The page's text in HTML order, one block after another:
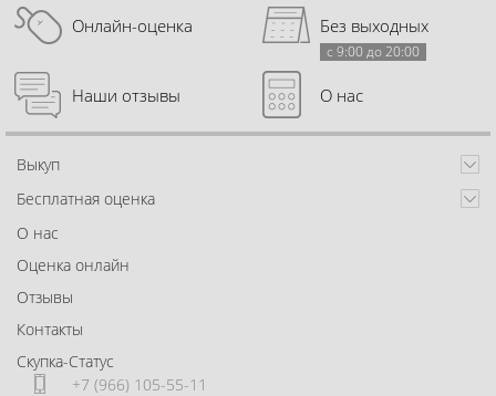
Онлайн-оценка Без выходных
с 9:00 до 20:00
Наши отзывы О нас
Выкуп
Бесплатная оценка
О нас
Оценка онлайн
Отзывы
Контакты
Скупка-Статус
+7 (966) 105-55-11